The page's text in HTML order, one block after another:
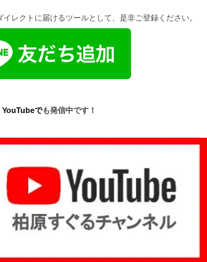
イレクトに届けるツールとして、是非ご登録ください。
YouTubeでも発信中です！